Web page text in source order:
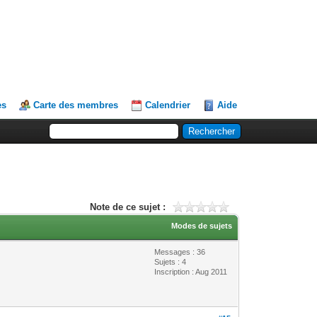
Carte des membres Calendrier Aide
Note de ce sujet :
Modes de sujets
Messages : 36
Sujets : 4
Inscription : Aug 2011